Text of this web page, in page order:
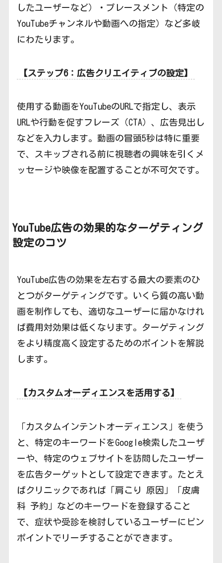
したユーザーなど）・プレースメント（特定の
YouTubeチャンネルや動画への指定）など多岐
にわたります。
【ステップ6：広告クリエイティブの設定】
使用する動画をYouTubeのURLで指定し、表示
URLや行動を促すフレーズ（CTA）、広告見出し
などを入力します。動画の冒頭5秒は特に重要
で、スキップされる前に視聴者の興味を引くメ
ッセージや映像を配置することが不可欠です。
YouTube広告の効果的なターゲティング
設定のコツ
YouTube広告の効果を左右する最大の要素のひ
とつがターゲティングです。いくら質の高い動
画を制作しても、適切なユーザーに届かなけれ
ば費用対効果は低くなります。ターゲティング
をより精度高く設定するためのポイントを解説
します。
【カスタムオーディエンスを活用する】
「カスタムインテントオーディエンス」を使う
と、特定のキーワードをGoogle検索したユーザ
ーや、特定のウェブサイトを訪問したユーザー
を広告ターゲットとして設定できます。たとえ
ばクリニックであれば「肩こり 原因」「皮膚
科 予約」などのキーワードを登録すること
で、症状や受診を検討しているユーザーにピン
ポイントでリーチすることができます。